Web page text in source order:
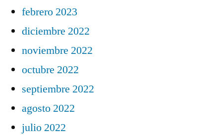
febrero 2023
diciembre 2022
noviembre 2022
octubre 2022
septiembre 2022
agosto 2022
julio 2022